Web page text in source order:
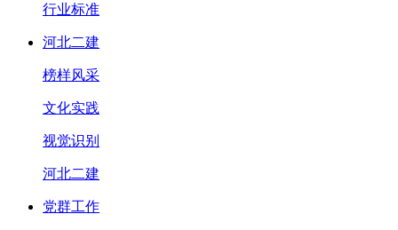
行业标准
河北二建
榜样风采
文化实践
视觉识别
河北二建
党群工作